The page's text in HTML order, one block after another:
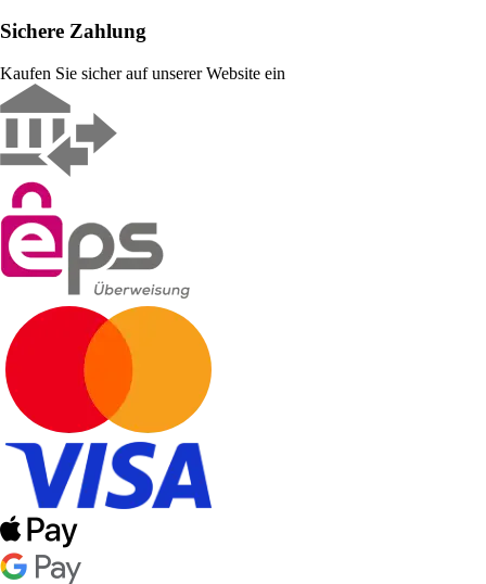
Sichere Zahlung
Kaufen Sie sicher auf unserer Website ein